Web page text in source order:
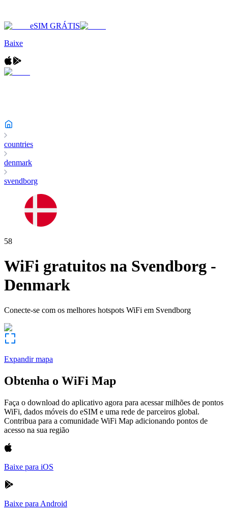
eSIM GRÁTIS
Baixe
countries
denmark
svendborg
58
WiFi gratuitos na Svendborg -
Denmark
Conecte-se com os melhores hotspots WiFi em Svendborg
Expandir mapa
Obtenha o WiFi Map
Faça o download do aplicativo agora para acessar milhões de pontos
WiFi, dados móveis do eSIM e uma rede de parceiros global.
Contribua para a comunidade WiFi Map adicionando pontos de
acesso na sua região
Baixe para iOS
Baixe para Android